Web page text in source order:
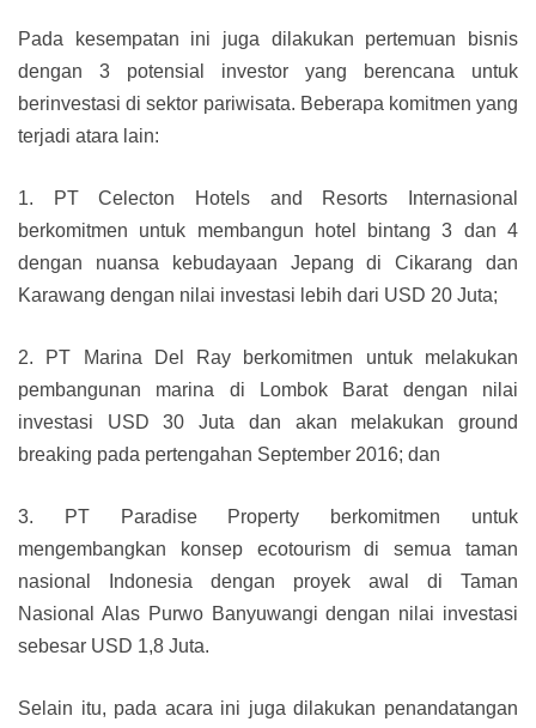
Pada kesempatan ini juga dilakukan pertemuan bisnis
dengan 3 potensial investor yang berencana untuk
berinvestasi di sektor pariwisata. Beberapa komitmen yang
terjadi atara lain:
1. PT Celecton Hotels and Resorts Internasional
berkomitmen untuk membangun hotel bintang 3 dan 4
dengan nuansa kebudayaan Jepang di Cikarang dan
Karawang dengan nilai investasi lebih dari USD 20 Juta;
2. PT Marina Del Ray berkomitmen untuk melakukan
pembangunan marina di Lombok Barat dengan nilai
investasi USD 30 Juta dan akan melakukan ground
breaking pada pertengahan September 2016; dan
3. PT Paradise Property berkomitmen untuk
mengembangkan konsep ecotourism di semua taman
nasional Indonesia dengan proyek awal di Taman
Nasional Alas Purwo Banyuwangi dengan nilai investasi
sebesar USD 1,8 Juta.
Selain itu, pada acara ini juga dilakukan penandatangan